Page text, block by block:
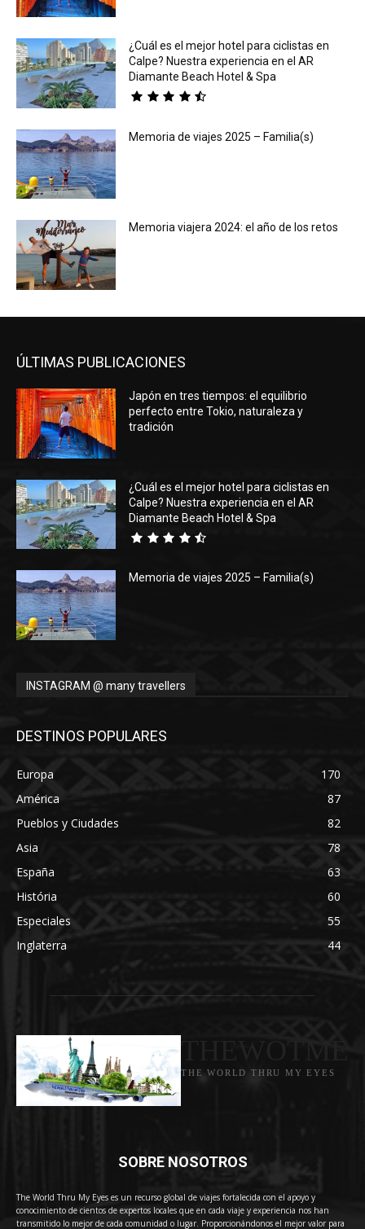
¿Cuál es el mejor hotel para ciclistas en
Calpe? Nuestra experiencia en el AR
Diamante Beach Hotel & Spa
Memoria de viajes 2025 – Familia(s)
Memoria viajera 2024: el año de los retos
ÚLTIMAS PUBLICACIONES
Japón en tres tiempos: el equilibrio
perfecto entre Tokio, naturaleza y
tradición
¿Cuál es el mejor hotel para ciclistas en
Calpe? Nuestra experiencia en el AR
Diamante Beach Hotel & Spa
Memoria de viajes 2025 – Familia(s)
INSTAGRAM @ many travellers
DESTINOS POPULARES
Europa
170
América
87
Pueblos y Ciudades
82
Asia
78
España
63
História
60
Especiales
55
Inglaterra
44
THE WORLD THRU MY EYES
SOBRE NOSOTROS
The World Thru My Eyes es un recurso global de viajes fortalecida con el apoyo y
conocimiento de cientos de expertos locales que en cada viaje y experiencia nos han
transmitido lo mejor de cada comunidad o lugar. Proporcionándonos el mejor valor para